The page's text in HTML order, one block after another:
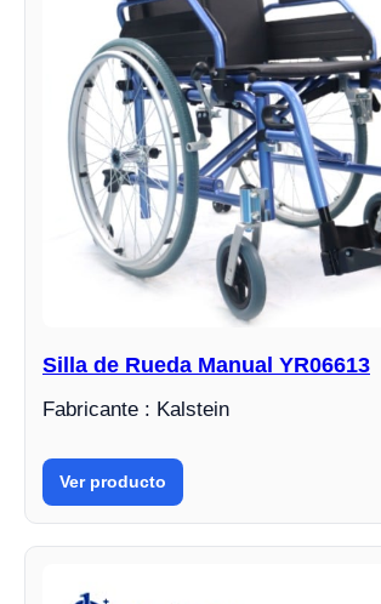
Silla de Rueda Manual YR06613
Fabricante : Kalstein
Ver producto